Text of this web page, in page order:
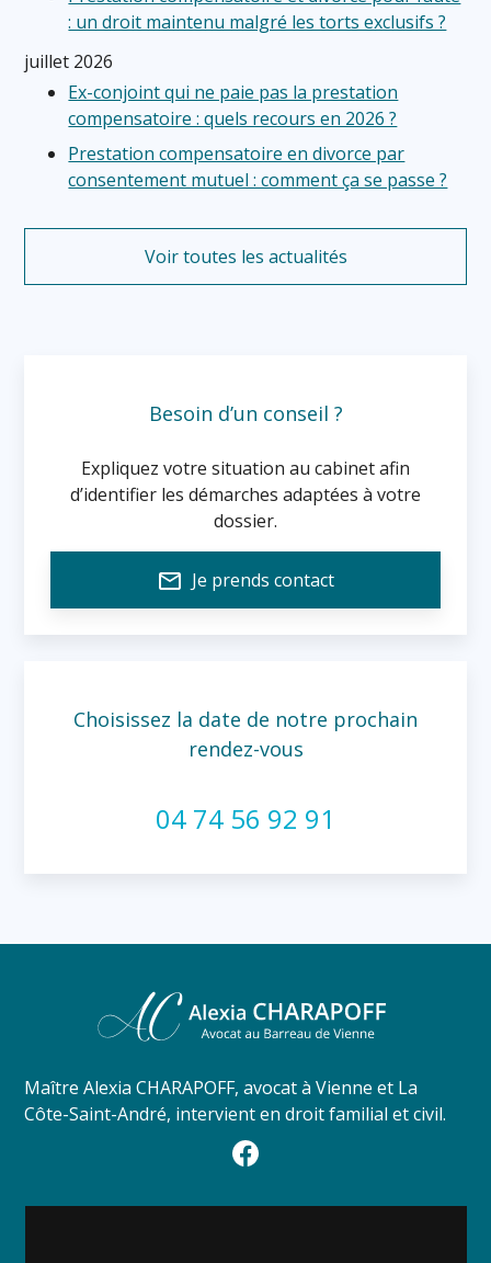
: un droit maintenu malgré les torts exclusifs ?
juillet 2026
Ex-conjoint qui ne paie pas la prestation
compensatoire : quels recours en 2026 ?
Prestation compensatoire en divorce par
consentement mutuel : comment ça se passe ?
Voir toutes les actualités
Besoin d’un conseil ?
Expliquez votre situation au cabinet afin
d’identifier les démarches adaptées à votre
dossier.
mail_outline Je prends contact
Choisissez la date de notre prochain
rendez-vous
04 74 56 92 91
Maître Alexia CHARAPOFF, avocat à Vienne et La
Côte-Saint-André, intervient en droit familial et civil.